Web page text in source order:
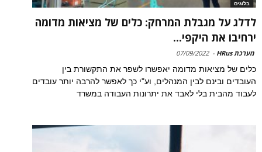
בלוגים
לדלג על מגבלת המרחק: כלים של מציאות מדומה
ירחיבו את היקפי...
מערכת HRus -
07/09/2022
כלים של מציאות מדומה יאפשרו לשפר את התקשורת בין
העובדים ובינם לבין המנהלים, וע"י כך לאפשר להרבה יותר עובדים
לעבוד מהבית בלי לאבד את יתרונות העבודה במשרד